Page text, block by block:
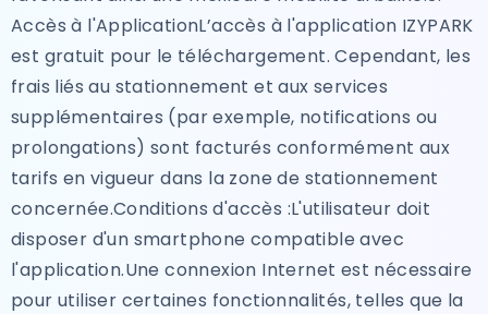
Accès à l'ApplicationL’accès à l'application IZYPARK
est gratuit pour le téléchargement. Cependant, les
frais liés au stationnement et aux services
supplémentaires (par exemple, notifications ou
prolongations) sont facturés conformément aux
tarifs en vigueur dans la zone de stationnement
concernée.Conditions d'accès :L'utilisateur doit
disposer d'un smartphone compatible avec
l'application.Une connexion Internet est nécessaire
pour utiliser certaines fonctionnalités, telles que la